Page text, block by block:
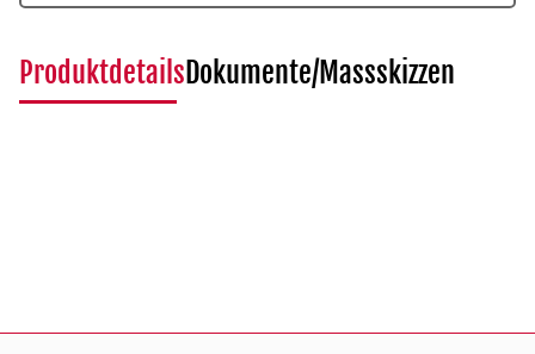
ProduktdetailsDokumente/Massskizzen